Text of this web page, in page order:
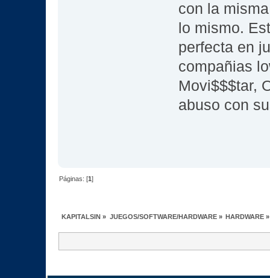
con la
lo mismo.
perfecta en
compañias
Movi$$$tar,
abuso con
Páginas: [1]
KAPITALSIN » JUEGOS/SOFTWARE/HARDWARE» HARDWARE»